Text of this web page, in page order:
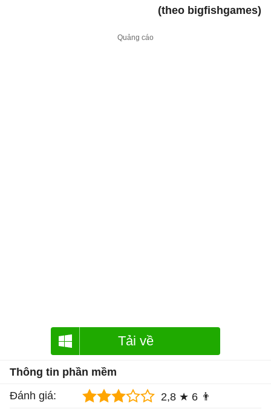
(theo bigfishgames)
Tải về
Thông tin phần mềm
Đánh giá:
2,8 ★ 6 👨